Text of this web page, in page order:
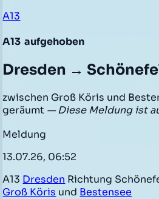
A13
A13 aufgehoben
Dresden →
zwischen Groß Köris und
geräumt — Diese Meldung ist
Meldung
13.07.26, 06:52
A13 Dresden Richtung
Groß Köris und Bestensee